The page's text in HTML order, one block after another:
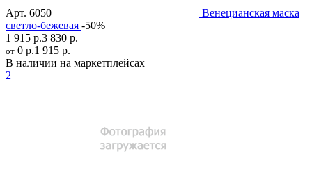
Арт. 6050
Венецианская маска
светло-бежевая -50%
1 915 р.3 830 р.
от 0 р.1 915 р.
В наличии на маркетплейсах
2